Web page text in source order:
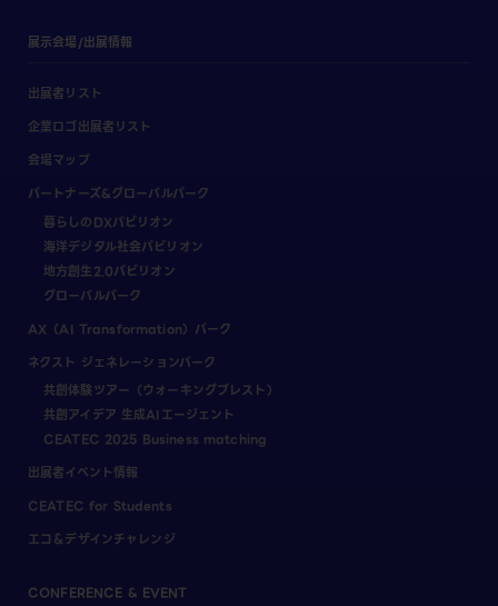
展示会場/出展情報
出展者リスト
企業ロゴ出展者リスト
会場マップ
パートナーズ&グローバルパーク
暮らしのDXパビリオン
海洋デジタル社会パビリオン
地方創生2.0パビリオン
グローバルパーク
AX（AI Transformation）パーク
ネクスト ジェネレーションパーク
共創体験ツアー（ウォーキングブレスト）
共創アイデア 生成AIエージェント
CEATEC 2025 Business matching
出展者イベント情報
CEATEC for Students
エコ＆デザインチャレンジ
CONFERENCE & EVENT